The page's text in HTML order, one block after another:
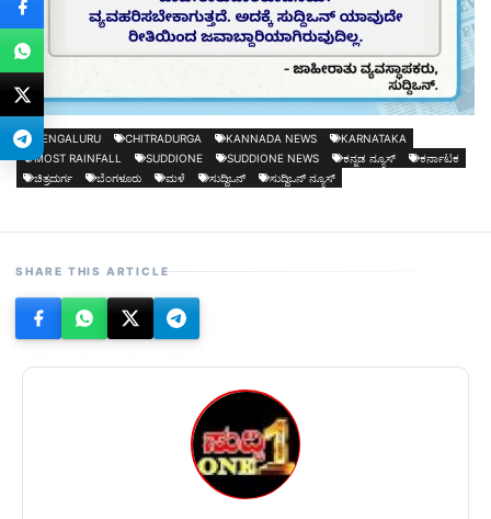
BENGALURU CHITRADURGA KANNADA NEWS
KARNATAKA
MOST RAINFALL
SUDDIONE SUDDIONE NEWS ಕನ್ನಡ ನ್ಯೂಸ್
ಕರ್ನಾಟಕ
ಚಿತ್ರದುರ್ಗ
ಬೆಂಗಳೂರು ಮಳೆ ಸುದ್ದಿಒನ್ ಸುದ್ದಿಒನ್ ನ್ಯೂಸ್
SHARE THIS ARTICLE